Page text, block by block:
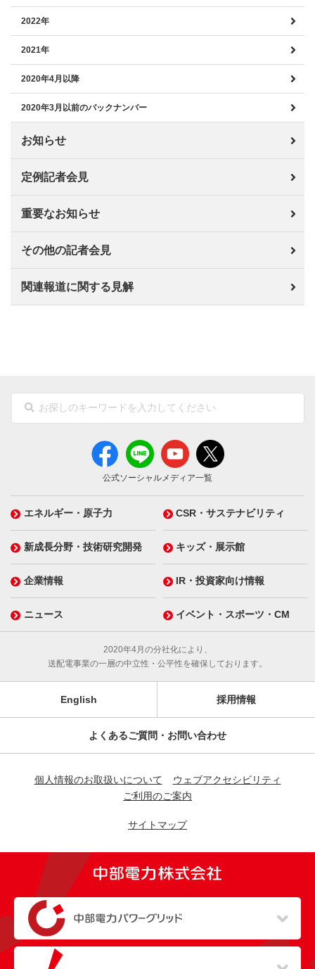
2022年
2021年
2020年4月以降
2020年3月以前のバックナンバー
お知らせ
定例記者会見
重要なお知らせ
その他の記者会見
関連報道に関する見解
公式ソーシャルメディア一覧
エネルギー・原子力 CSR・サステナビリティ
新成長分野・技術研究開発 キッズ・展示館
企業情報 IR・投資家向け情報
ニュース イベント・スポーツ・CM
2020年4月の分社化により、
送配電事業の一層の中立性・公平性を確保しております。
English 採用情報
よくあるご質問・お問い合わせ
個人情報のお取扱いについて
ウェブアクセシビリティ
ご利用のご案内
サイトマップ
（新しいウィンドウを開きます）